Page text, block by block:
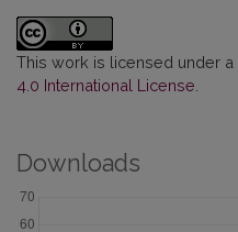
This work is licensed under a
4.0 International License
Downloads